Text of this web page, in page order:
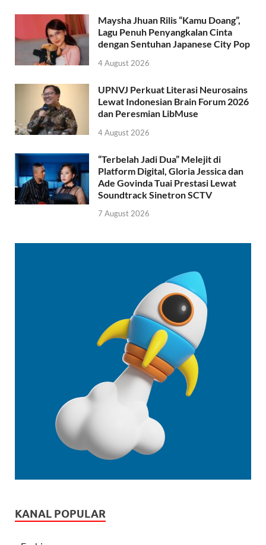
Maysha Jhuan Rilis “Kamu Doang”,
Lagu Penuh Penyangkalan Cinta
dengan Sentuhan Japanese City Pop
4 August 2026
UPNVJ Perkuat Literasi Neurosains
Lewat Indonesian Brain Forum 2026
dan Peresmian LibMuse
4 August 2026
“Terbelah Jadi Dua” Melejit di
Platform Digital, Gloria Jessica dan
Ade Govinda Tuai Prestasi Lewat
Soundtrack Sinetron SCTV
7 August 2026
KANAL POPULAR